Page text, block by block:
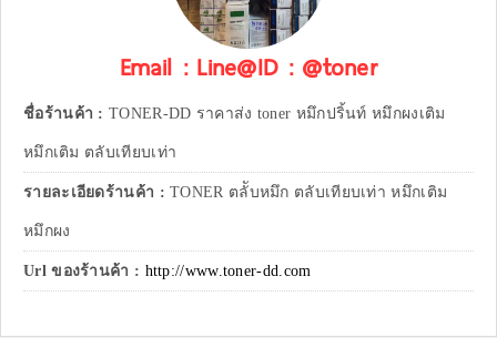
Email : Line@ID : @toner
ชื่อร้านค้า : TONER-DD ราคาส่ง toner หมึกปริ้นท์ หมึกผงเติม
หมึกเติม ตลับเทียบเท่า
รายละเอียดร้านค้า :TONER ตลัับหมึก ตลับเทียบเท่า หมึกเติม
หมึกผง
Url ของร้านค้า : http://www.toner-dd.com